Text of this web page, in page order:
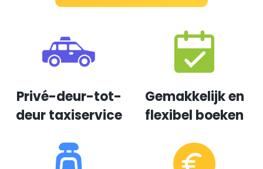
Privé-deur-tot-
deur taxiservice
Gemakkelijk en
flexibel boeken